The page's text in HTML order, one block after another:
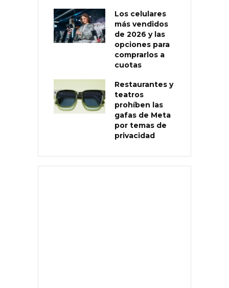
Los celulares
más vendidos
de 2026 y las
opciones para
comprarlos a
cuotas
Restaurantes y
teatros
prohíben las
gafas de Meta
por temas de
privacidad